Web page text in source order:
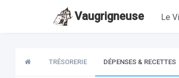
Vaugrigneuse Le
TRÉSORERIE DÉPENSES & RECETTES